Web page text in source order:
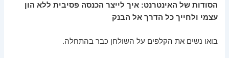
הסודות של האינטרנט: איך לייצר הכנסה פסיבית ללא הון
עצמי ולחייך כל הדרך אל הבנק
בואו נשים את הקלפים על השולחן כבר בהתחלה.